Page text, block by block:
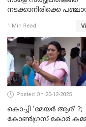
നടക്കാനിരിക്കെ
1 Min Read
Posted On 20-12-2025
കൊച്ചി 'മേയർ ആര്' ?;
കോണ്‍ഗ്രസ് കോര്‍